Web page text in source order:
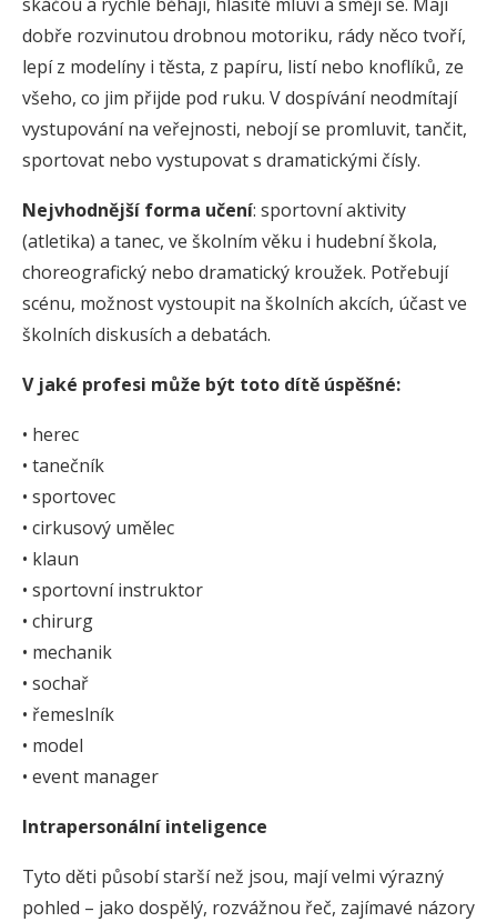
dobře rozvinutou drobnou motoriku, rády něco tvoří,
lepí z modelíny i těsta, z papíru, listí nebo knoflíků, ze
všeho, co jim přijde pod ruku. V dospívání neodmítají
vystupování na veřejnosti, nebojí se promluvit, tančit,
sportovat nebo vystupovat s dramatickými čísly.
Nejvhodnější forma učení: sportovní aktivity
(atletika) a tanec, ve školním věku i hudební škola,
choreografický nebo dramatický kroužek. Potřebují
scénu, možnost vystoupit na školních akcích, účast ve
školních diskusích a debatách.
V jaké profesi může být toto dítě úspěšné:
• herec
• tanečník
• sportovec
• cirkusový umělec
• klaun
• sportovní instruktor
• chirurg
• mechanik
• sochař
• řemeslník
• model
• event manager
Intrapersonální inteligence
Tyto děti působí starší než jsou, mají velmi výrazný
pohled – jako dospělý, rozvážnou řeč, zajímavé názory